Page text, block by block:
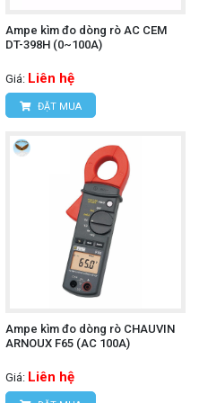
thiết bị điện, máy móc
Xác định nguyên
chống rò nhảy liên tục.
nhân chính.
rò định kỳ để đánh
cấp của cách điện trước
trọng.
Ampe kìm đo dòng rò AC CEM
DT-398H (0~100A)
Giá: Liên hệ
ĐẶT MUA
Ampe kìm đo dòng rò CHAUVIN
ARNOUX F65 (AC 100A)
Giá: Liên hệ